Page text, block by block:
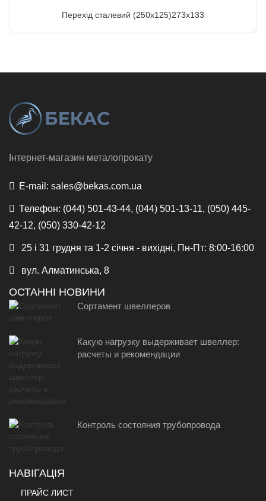
Перехід сталевий (250х125)273х133
Інтернет-магазин металопрокату
E-mail: sales@bekas.com.ua
Телефон: (044) 501-43-44, (044) 501-13-11, (050) 445-
42-12, (050) 330-42-12
25 і 31 грудня та 1-2 січня - вихідні, Пн-Пт: 8:00-16:00
вул. Алматинська, 8
ОСТАННІ НОВИНИ
Сортамент швеллеров
Какую нагрузку выдерживает швеллер:
расчеты и рекомендации
Контроль состояния трубопровода
НАВІГАЦІЯ
ПРАЙС ЛИСТ